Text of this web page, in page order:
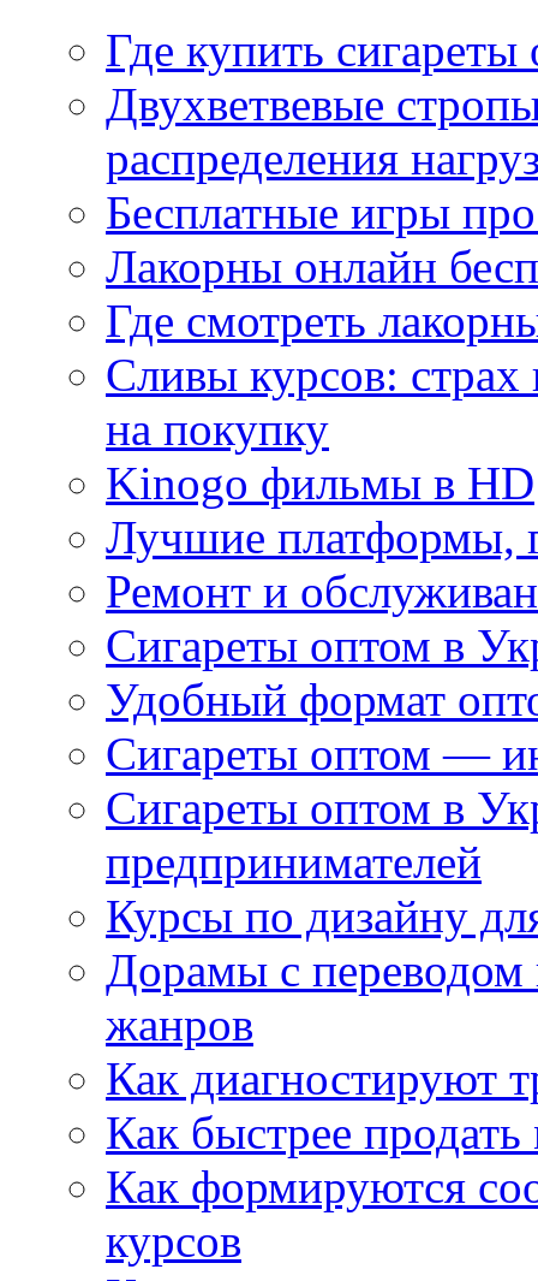
Где купить
Двухветвевые
распределения
Бесплатные игры
Лакорны онлайн
Где смотреть
Сливы курсов:
на покупку
Kinogo фильмы в HD
Лучшие платформы,
Ремонт и
Сигареты оптом в
Удобный формат
Сигареты оптом —
Сигареты оптом в
предпринимателей
Курсы по дизайну
Дорамы с переводом
жанров
Как диагностируют
Как быстрее
Как формируются
курсов